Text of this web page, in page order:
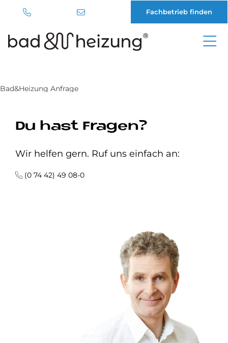
Fachbetrieb finden
Bad&Heizung Anfrage
Du hast Fragen?
Wir helfen gern. Ruf uns einfach an:
(0 74 42) 49 08-0